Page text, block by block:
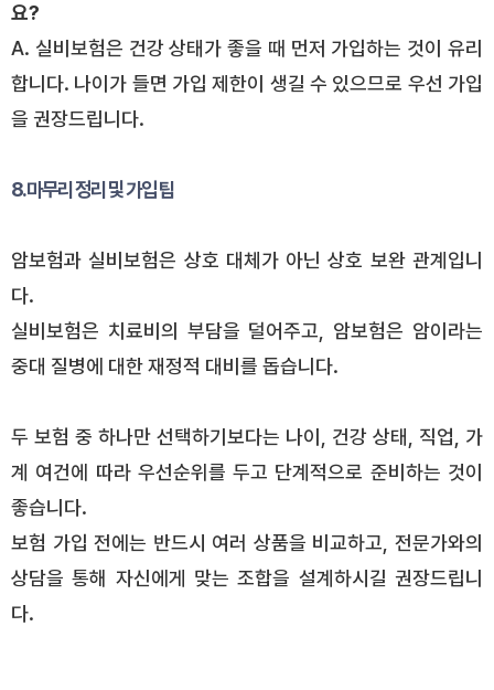
요?
A. 실비보험은 건강 상태가 좋을 때 먼저 가입하는 것이 유리
합니다. 나이가 들면 가입 제한이 생길 수 있으므로 우선 가입
을 권장드립니다.
8. 마무리 정리 및 가입 팁
암보험과 실비보험은 상호 대체가 아닌 상호 보완 관계입니
다.
실비보험은 치료비의 부담을 덜어주고, 암보험은 암이라는
중대 질병에 대한 재정적 대비를 돕습니다.
두 보험 중 하나만 선택하기보다는 나이, 건강 상태, 직업, 가
계 여건에 따라 우선순위를 두고 단계적으로 준비하는 것이
좋습니다.
보험 가입 전에는 반드시 여러 상품을 비교하고, 전문가와의
상담을 통해 자신에게 맞는 조합을 설계하시길 권장드립니
다.